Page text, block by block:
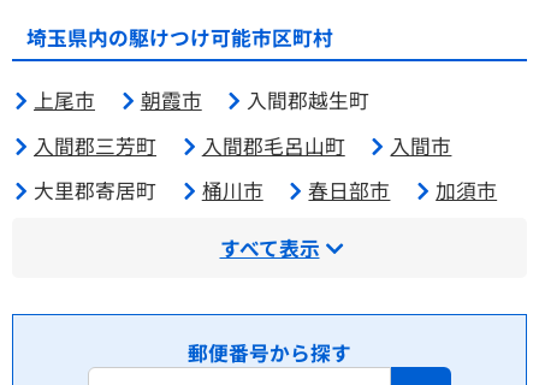
埼玉県内の駆けつけ可能市区町村
上尾市 朝霞市
入間郡越生町
入間郡三芳町
入間郡毛呂山町
入間市
大里郡寄居町
桶川市 春日部市
加須市
すべて表示
郵便番号から探す